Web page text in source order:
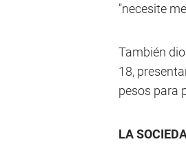
"necesite
También
18,
pesos para
LA